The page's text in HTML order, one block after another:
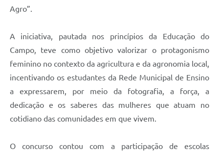
Agro”.
A iniciativa, pautada nos princípios da Educação do
Campo, teve como objetivo valorizar o protagonismo
feminino no contexto da agricultura e da agronomia local,
incentivando os estudantes da Rede Municipal de Ensino
a expressarem, por meio da fotografia, a força, a
dedicação e os saberes das mulheres que atuam no
cotidiano das comunidades em que vivem.
O concurso contou com a participação de escolas